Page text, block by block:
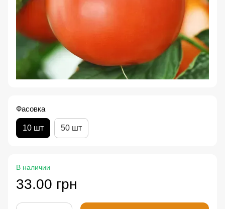
Фасовка
10 шт 50 шт
В наличии
33.00 грн